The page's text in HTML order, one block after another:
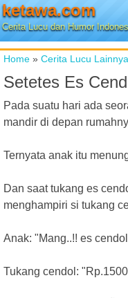
ketawa.com
Cerita Lucu dan Humor
Home » Cerita Lucu Lainnya
Setetes Es
Pada suatu hari ada
mandir di depan
Ternyata anak itu
Dan saat tukang es
menghampiri si tukang
Anak: "Mang..!! es
Tukang cendol: